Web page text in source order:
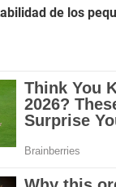
de los